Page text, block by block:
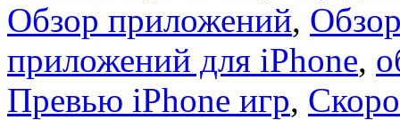
Обзор приложений,
приложений для iPhone,
Превью iPhone игр,